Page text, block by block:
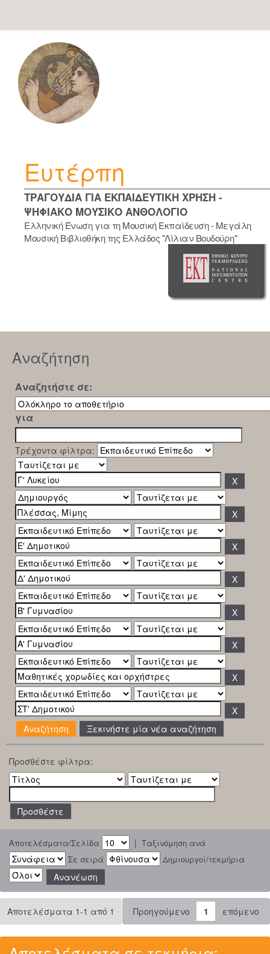
navigation
Ευτέρπη
ΤΡΑΓΟΥΔΙΑ ΓΙΑ ΕΚΠΑΙΔΕΥΤΙΚΗ ΧΡΗΣΗ -
ΨΗΦΙΑΚΟ ΜΟΥΣΙΚΟ ΑΝΘΟΛΟΓΙΟ
Ελληνική Ένωση για τη Μουσική Εκπαίδευση - Μεγάλη
Μουσική Βιβλιοθήκη της Ελλάδος "Λίλιαν Βουδούρη"
Αναζήτηση
Αναζητήστε σε:
για
Τρέχοντα φίλτρα:
Ξεκινήστε μία νέα αναζήτηση
Προσθέστε φίλτρα:
Αποτελέσματα/Σελίδα | Ταξινόμηση ανά
Σε σειρά
Δημιουργοί/τεκμήρια
Αποτελέσματα 1-1 από 1 Προηγούμενο 1 επόμενο